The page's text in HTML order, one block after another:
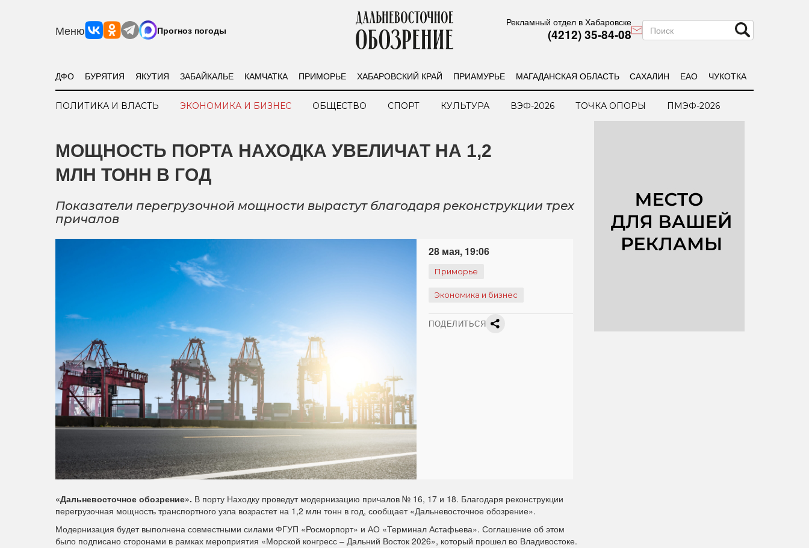
Меню Прогноз погоды
Рекламный отдел в Хабаровске
(4212) 35-84-08
ДФО БУРЯТИЯ ЯКУТИЯ ЗАБАЙКАЛЬЕ КАМЧАТКА ПРИМОРЬЕ ХАБАРОВСКИЙ КРАЙ ПРИАМУРЬЕ МАГАДАНСКАЯ ОБЛАСТЬ САХАЛИН ЕАО ЧУКОТКА
ПОЛИТИКА И ВЛАСТЬ ЭКОНОМИКА И БИЗНЕС ОБЩЕСТВО СПОРТ КУЛЬТУРА ВЭФ-2026 ТОЧКА ОПОРЫ ПМЭФ-2026
МОЩНОСТЬ ПОРТА НАХОДКА УВЕЛИЧАТ НА 1,2
МЛН ТОНН В ГОД
Показатели перегрузочной мощности вырастут благодаря реконструкции трех
причалов
28 мая, 19:06
Приморье
Экономика и бизнес
ПОДЕЛИТЬСЯ
«Дальневосточное обозрение». В порту Находку проведут модернизацию причалов № 16, 17 и 18. Благодаря реконструкции
перегрузочная мощность транспортного узла возрастет на 1,2 млн тонн в год, сообщает «Дальневосточное обозрение».
Модернизация будет выполнена совместными силами ФГУП «Росморпорт» и АО «Терминал Астафьева». Соглашение об этом
было подписано сторонами в рамках мероприятия «Морской конгресс – Дальний Восток 2026», который прошел во Владивостоке.